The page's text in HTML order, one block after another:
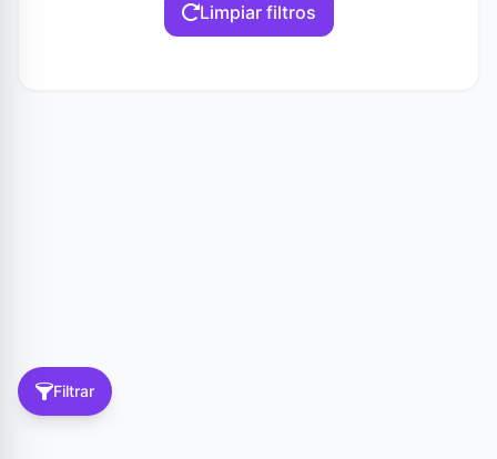
Filtrar
Limpiar filtros